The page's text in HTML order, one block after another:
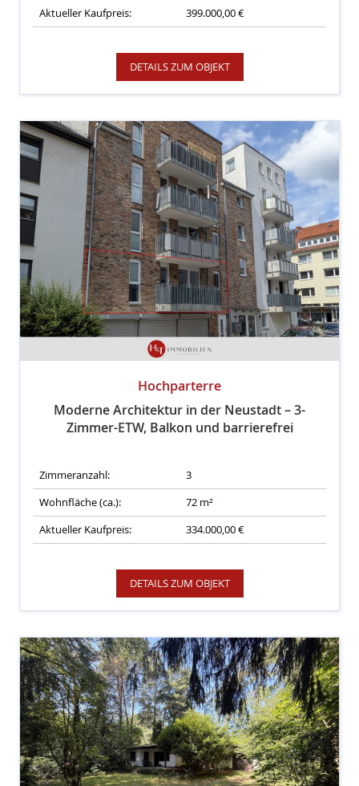
Aktueller Kaufpreis: 399.000,00 €
DETAILS ZUM OBJEKT
Hochparterre
Moderne Architektur in der Neustadt – 3-
Zimmer-ETW, Balkon und barrierefrei
Zimmeranzahl:
3
Wohnfläche (ca.):
72 m²
Aktueller Kaufpreis:
334.000,00 €
DETAILS ZUM OBJEKT